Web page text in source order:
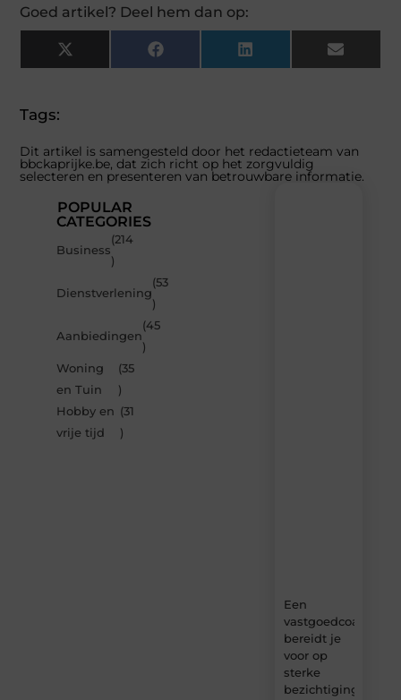
Goed artikel? Deel hem dan op:
X
(Twitter)
Facebook LinkedIn Email
Tags:
Dit artikel is samengesteld door het redactieteam van
bbckaprijke.be, dat zich richt op het zorgvuldig
selecteren en presenteren van betrouwbare informatie.
POPULAR
CATEGORIES
Business
(214
)
Dienstverlening
(53
)
Aanbiedingen
(45
)
Woning
en Tuin
(35
)
Hobby en
vrije tijd
(31
)
Een
vastgoedcoach
bereidt je
voor op
sterke
bezichtigingen